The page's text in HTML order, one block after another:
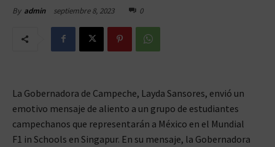
By admin septiembre 8, 2023 0
La Gobernadora de Campeche, Layda Sansores, envió un
emotivo mensaje de aliento a un grupo de estudiantes
campechanos que representarán a México en el Mundial
F1 in Schools en Singapur. En su mensaje, la Gobernadora